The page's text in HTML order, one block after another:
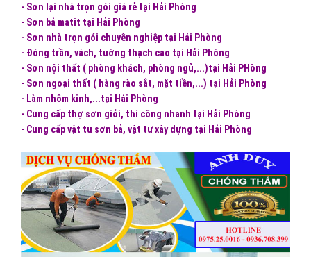
- Sơn lại nhà trọn gói giá rẻ tại Hải Phòng
- Sơn bả matit tại Hải Phòng
- Sơn nhà trọn gói chuyên nghiệp tại Hải Phòng
- Đóng trần, vách, tường thạch cao tại Hải Phòng
- Sơn nội thất ( phòng khách, phòng ngủ,...)tại Hải PHòng
- Sơn ngoại thất ( hàng rào sắt, mặt tiền,...) tại Hải Phòng
- Làm nhôm kinh,...tại Hải Phòng
- Cung cấp thợ sơn giỏi, thi công nhanh tại Hải Phòng
- Cung cấp vật tư sơn bả, vật tư xây dựng tại Hải Phòng